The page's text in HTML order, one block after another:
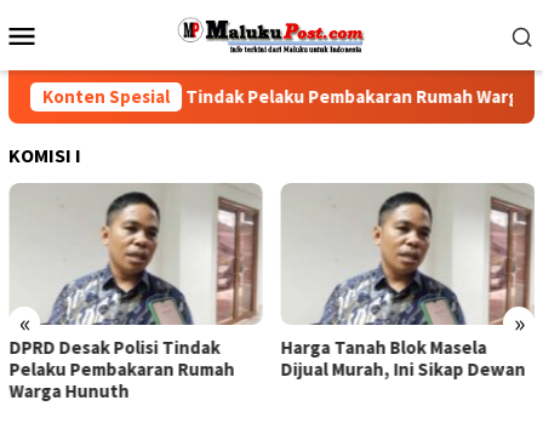
ke
Mobile
Konten Spesial
DPRD Desak Polisi Tindak Pelaku Pembakaran Rumah Warga
KOMISI I
« »
Tindak
Rumah
Harga Tanah Blok Masela
Dijual Murah, Ini Sikap Dewan
DPRD-Pemprov
Sepakat Tenaga